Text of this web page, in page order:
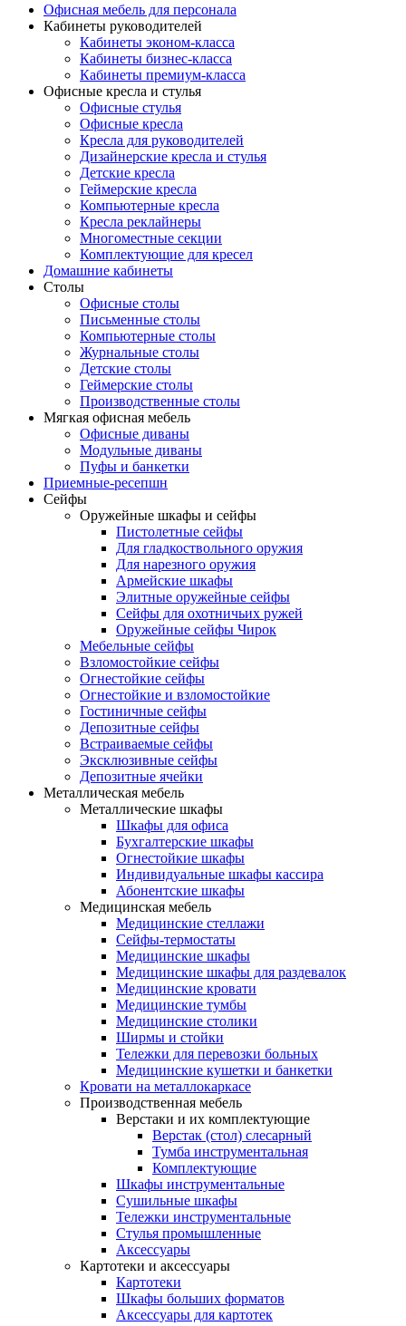
Офисная мебель для персонала
Кабинеты руководителей
Кабинеты эконом-класса
Кабинеты бизнес-класса
Кабинеты премиум-класса
Офисные кресла и стулья
Офисные стулья
Офисные кресла
Кресла для руководителей
Дизайнерские кресла и стулья
Детские кресла
Геймерские кресла
Компьютерные кресла
Кресла реклайнеры
Многоместные секции
Комплектующие для кресел
Домашние кабинеты
Столы
Офисные столы
Письменные столы
Компьютерные столы
Журнальные столы
Детские столы
Геймерские столы
Производственные столы
Мягкая офисная мебель
Офисные диваны
Модульные диваны
Пуфы и банкетки
Приемные-ресепшн
Сейфы
Оружейные шкафы и сейфы
Пистолетные сейфы
Для гладкоствольного оружия
Для нарезного оружия
Армейские шкафы
Элитные оружейные сейфы
Сейфы для охотничьих ружей
Оружейные сейфы Чирок
Мебельные сейфы
Взломостойкие сейфы
Огнестойкие сейфы
Огнестойкие и взломостойкие
Гостиничные сейфы
Депозитные сейфы
Встраиваемые сейфы
Эксклюзивные сейфы
Депозитные ячейки
Металлическая мебель
Металлические шкафы
Шкафы для офиса
Бухгалтерские шкафы
Огнестойкие шкафы
Индивидуальные шкафы кассира
Абонентские шкафы
Медицинская мебель
Медицинские стеллажи
Сейфы-термостаты
Медицинские шкафы
Медицинские шкафы для раздевалок
Медицинские кровати
Медицинские тумбы
Медицинские столики
Ширмы и стойки
Тележки для перевозки больных
Медицинские кушетки и банкетки
Кровати на металлокаркасе
Производственная мебель
Верстаки и их комплектующие
Верстак (стол) слесарный
Тумба инструментальная
Комплектующие
Шкафы инструментальные
Сушильные шкафы
Тележки инструментальные
Стулья промышленные
Аксессуары
Картотеки и аксессуары
Картотеки
Шкафы больших форматов
Аксессуары для картотек